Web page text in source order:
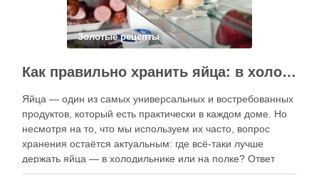
Золотые рецепты
Как правильно хранить яйца: в холодильнике или на полке?
Яйца — один из самых универсальных и востребованных
продуктов, который есть практически в каждом доме. Но
несмотря на то, что мы используем их часто, вопрос
хранения остаётся актуальным: где всё-таки лучше
держать яйца — в холодильнике или на полке? Ответ
зависит от нескольких факторов, включая температуру